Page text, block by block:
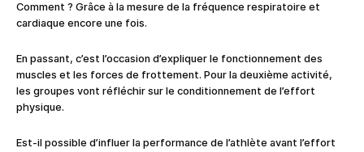
Comment ? Grâce à la mesure de la fréquence respiratoire et
cardiaque encore une fois.
En passant, c’est l’occasion d’expliquer le fonctionnement des
muscles et les forces de frottement. Pour la deuxième activité,
les groupes vont réfléchir sur le conditionnement de l’effort
physique.
Est-il possible d’influer la performance de l’athlète avant l’effort